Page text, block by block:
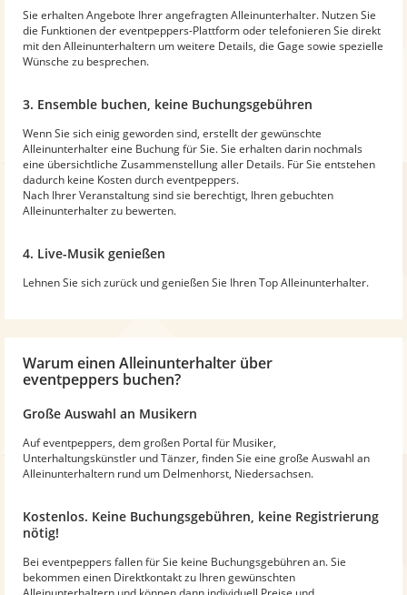
Sie erhalten Angebote Ihrer angefragten Alleinunterhalter. Nutzen Sie
die Funktionen der eventpeppers-Plattform oder telefonieren Sie direkt
mit den Alleinunterhaltern um weitere Details, die Gage sowie spezielle
Wünsche zu besprechen.
3. Ensemble buchen, keine Buchungsgebühren
Wenn Sie sich einig geworden sind, erstellt der gewünschte
Alleinunterhalter eine Buchung für Sie. Sie erhalten darin nochmals
eine übersichtliche Zusammenstellung aller Details. Für Sie entstehen
dadurch keine Kosten durch eventpeppers.
Nach Ihrer Veranstaltung sind sie berechtigt, Ihren gebuchten
Alleinunterhalter zu bewerten.
4. Live-Musik genießen
Lehnen Sie sich zurück und genießen Sie Ihren Top Alleinunterhalter.
Warum einen Alleinunterhalter über
eventpeppers buchen?
Große Auswahl an Musikern
Auf eventpeppers, dem großen Portal für Musiker,
Unterhaltungskünstler und Tänzer, finden Sie eine große Auswahl an
Alleinunterhaltern rund um Delmenhorst, Niedersachsen.
Kostenlos. Keine Buchungsgebühren, keine Registrierung
nötig!
Bei eventpeppers fallen für Sie keine Buchungsgebühren an. Sie
bekommen einen Direktkontakt zu Ihren gewünschten